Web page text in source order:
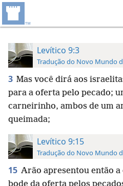
Levítico 9:3
Tradução do Novo Mundo
3 Mas você dirá aos
para a oferta pelo pecado;
carneirinho, ambos de um
queimada;
Levítico 9:15
Tradução do Novo Mundo
15 Arão apresentou então